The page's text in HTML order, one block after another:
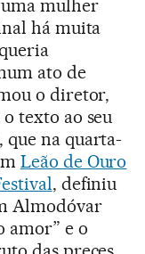
mulher
há muita
ato de
o diretor,
texto ao seu
que na quarta-
Leão de Ouro
, definiu
Almodóvar
amor” e o